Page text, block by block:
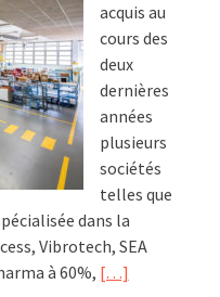
acquis au
cours des
deux
dernières
années
plusieurs
sociétés
telles que
dans la
Vibrotech, SEA
à 60%, […]